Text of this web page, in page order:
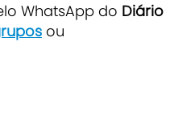
WhatsApp do Diário
ou